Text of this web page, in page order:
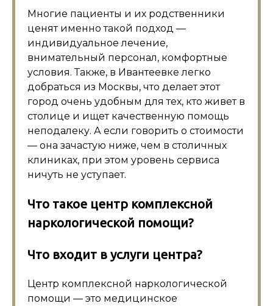
Многие пациенты и их родственники
ценят именно такой подход —
индивидуальное лечение,
внимательный персонал, комфортные
условия. Также, в Ивантеевке легко
добраться из Москвы, что делает этот
город очень удобным для тех, кто живет в
столице и ищет качественную помощь
неподалеку. А если говорить о стоимости
— она зачастую ниже, чем в столичных
клиниках, при этом уровень сервиса
ничуть не уступает.
Что такое центр комплексной
наркологической помощи?
Что входит в услуги центра?
Центр комплексной наркологической
помощи — это медицинское